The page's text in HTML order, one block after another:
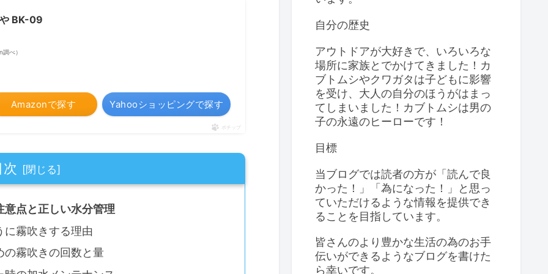
BK-09
べ）
Amazonで探す Yahooショッピングで探す
ポチップ
次
点と正しい水分管理
に霧吹きする理由
の霧吹きの回数と量
自分の歴史
アウトドアが大好きで、いろいろな
場所に家族とでかけてきました！カ
ブトムシやクワガタは子どもに影響
を受け、大人の自分のほうがはまっ
てしまいました！カブトムシは男の
子の永遠のヒーローです！
目標
当ブログでは読者の方が「読んで良
かった！」「為になった！」と思っ
ていただけるような情報を提供でき
ることを目指しています。
皆さんのより豊かな生活の為のお手
伝いができるようなブログを書けた
ら幸いです。